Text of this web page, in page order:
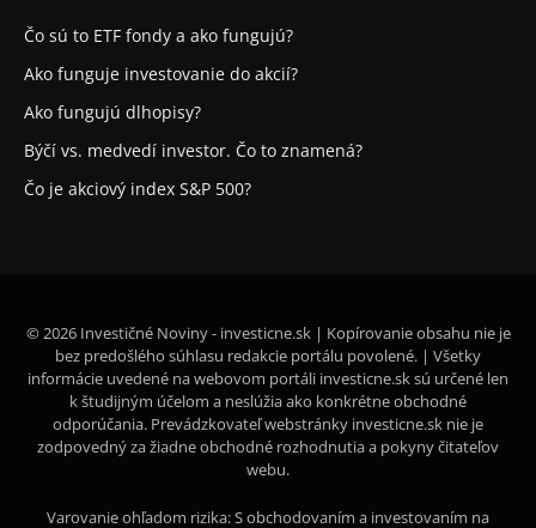
Čo sú to ETF fondy a ako fungujú?
Ako funguje investovanie do akcií?
Ako fungujú dlhopisy?
Býčí vs. medvedí investor. Čo to znamená?
Čo je akciový index S&P 500?
© 2026 Investičné Noviny - investicne.sk | Kopírovanie obsahu nie je
bez predošlého súhlasu redakcie portálu povolené. | Všetky
informácie uvedené na webovom portáli investicne.sk sú určené len
k študijným účelom a neslúžia ako konkrétne obchodné
odporúčania. Prevádzkovateľ webstránky investicne.sk nie je
zodpovedný za žiadne obchodné rozhodnutia a pokyny čitateľov
webu.
Varovanie ohľadom rizika: S obchodovaním a investovaním na